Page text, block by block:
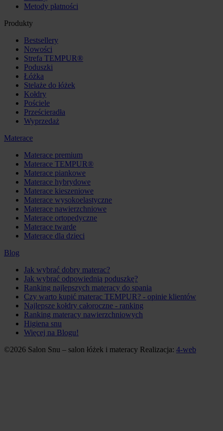
Metody płatności
Produkty
Bestsellery
Nowości
Strefa TEMPUR®
Poduszki
Łóżka
Stelaże do łóżek
Kołdry
Pościele
Prześcieradła
Wyprzedaż
Materace
Materace premium
Materace TEMPUR®
Materace piankowe
Materace hybrydowe
Materace kieszeniowe
Materace wysokoelastyczne
Materace nawierzchniowe
Materace ortopedyczne
Materace twarde
Materace dla dzieci
Blog
Jak wybrać dobry materac?
Jak wybrać odpowiednią poduszkę?
Ranking najlepszych materacy do spania
Czy warto kupić materac TEMPUR? - opinie klientów
Najlepsze kołdry całoroczne - ranking
Ranking materacy nawierzchniowych
Higiena snu
Więcej na Blogu!
©2026 Salon Snu – salon łóżek i materacy Realizacja: 4-web